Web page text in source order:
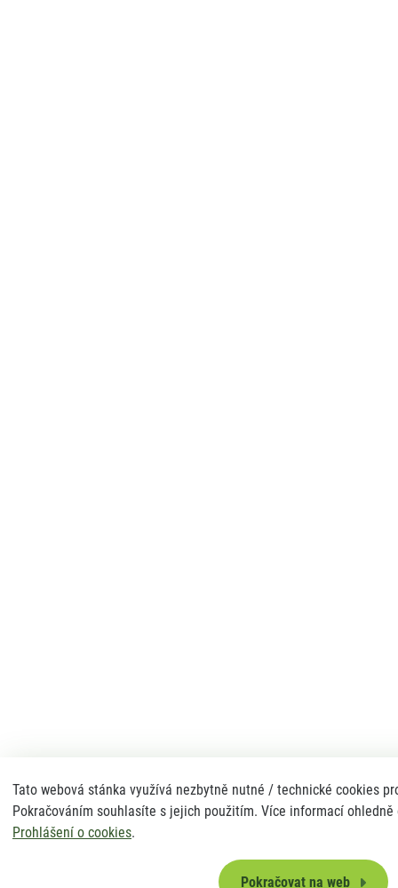
Tato webová stánka využívá nezbytně nutné / technické cookies
Pokračováním souhlasíte s jejich použitím. Více informací
Prohlášení o cookies.
Pokračovat na web